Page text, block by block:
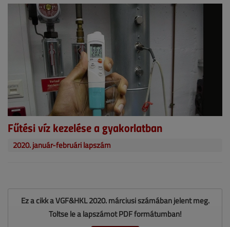
Fűtési víz kezelése a gyakorlatban
2020. január-februári lapszám
Ez a cikk a VGF&HKL 2020. márciusi számában jelent meg.
Töltse le a lapszámot PDF formátumban!